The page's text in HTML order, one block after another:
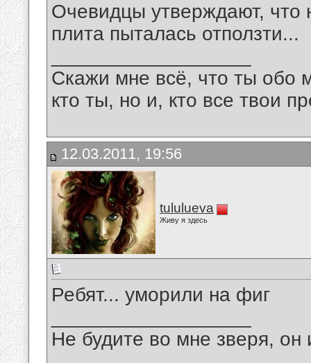
Очевидцы утверждают, что
плита пыталась отползти...
Скажи мне всё, что ты обо
кто ты, но и, кто все твои
12.03.2011, 19:56
tululueva
Живу я здесь
Ребят... уморили на фиг
Не будите во мне зверя, он